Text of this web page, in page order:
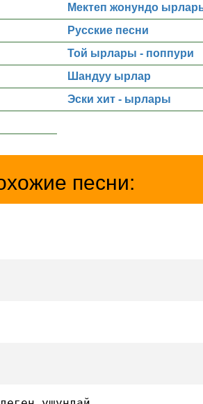
Мектеп жонундо
Русские песни
Той ырлары - поппури
Шандуу ырлар
Эски хит - ырлары
песни: